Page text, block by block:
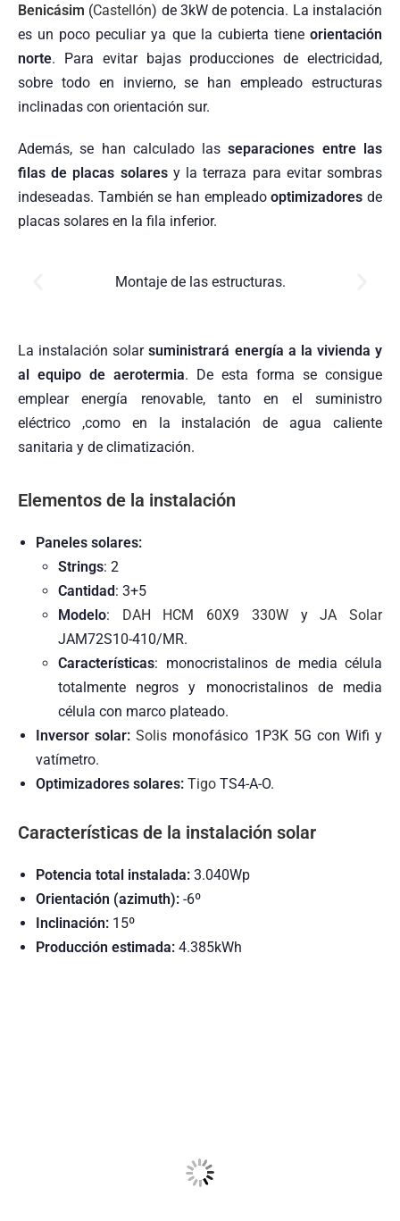
Benicásim (Castellón) de 3kW de potencia. La instalación
es un poco peculiar ya que la cubierta tiene orientación
norte. Para evitar bajas producciones de electricidad,
sobre todo en invierno, se han empleado estructuras
inclinadas con orientación sur.
Además, se han calculado lasseparaciones entre las
filas de placas solaresy la terraza para evitar sombras
indeseadas. También se han empleadooptimizadores de
placas solares en la fila inferior.
Montaje de las estructuras.
La instalación solarsuministrará energía a la vivienda y
al equipo de aerotermia. De esta forma se consigue
emplear energía renovable, tanto en el suministro
eléctrico ,como en la instalación de agua caliente
sanitaria y de climatización.
Elementos de la instalación
Paneles solares:
Strings: 2
Cantidad: 3+5
Modelo: DAH HCM 60X9 330WyJA Solar
JAM72S10-410/MR.
Características: monocristalinos de media célula
totalmente negros y monocristalinos de media
célula con marco plateado.
Inversor solar: Solis monofásico 1P3K 5G con Wifi y
vatímetro.
Optimizadores solares: Tigo TS4-A-O.
Características de la instalación solar
Potencia total instalada: 3.040Wp
Orientación (azimuth): -6º
Inclinación: 15º
Producción estimada: 4.385kWh